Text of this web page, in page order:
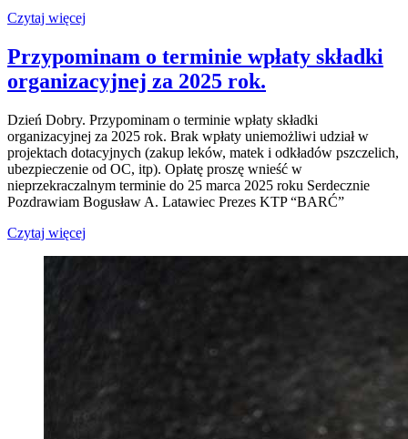
Czytaj więcej
Przypominam o terminie wpłaty składki
organizacyjnej za 2025 rok.
Dzień Dobry. Przypominam o terminie wpłaty składki
organizacyjnej za 2025 rok. Brak wpłaty uniemożliwi udział w
projektach dotacyjnych (zakup leków, matek i odkładów pszczelich,
ubezpieczenie od OC, itp). Opłatę proszę wnieść w
nieprzekraczalnym terminie do 25 marca 2025 roku Serdecznie
Pozdrawiam Bogusław A. Latawiec Prezes KTP “BARĆ”
Czytaj więcej